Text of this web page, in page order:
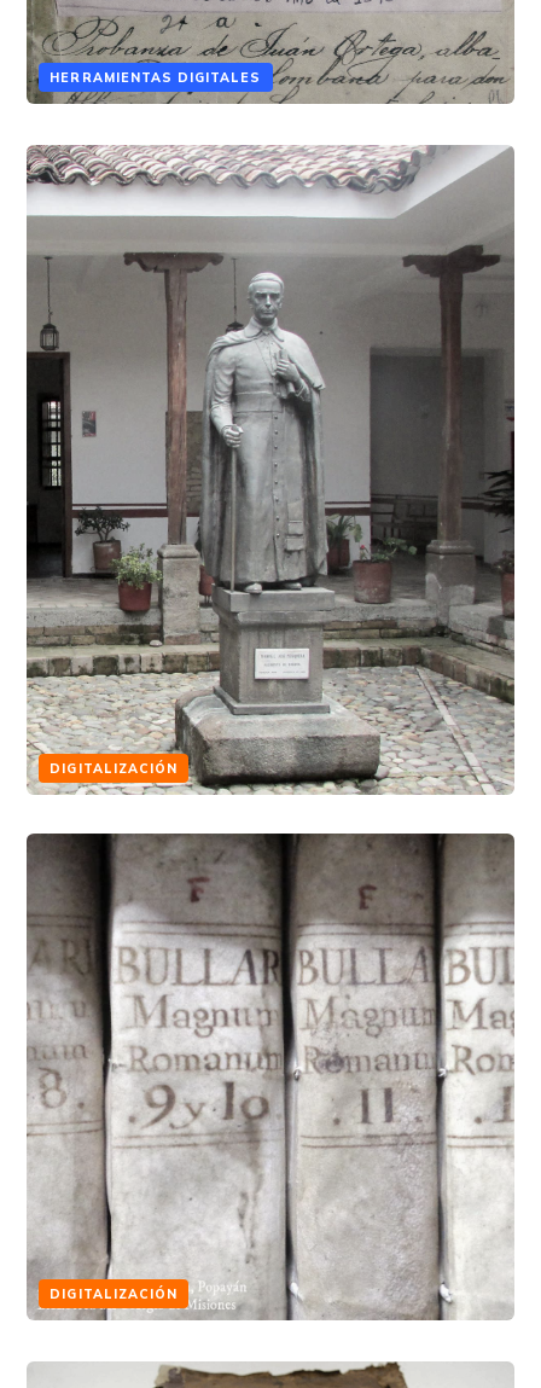
HERRAMIENTAS DIGITALES
DIGITALIZACIÓN
DIGITALIZACIÓN